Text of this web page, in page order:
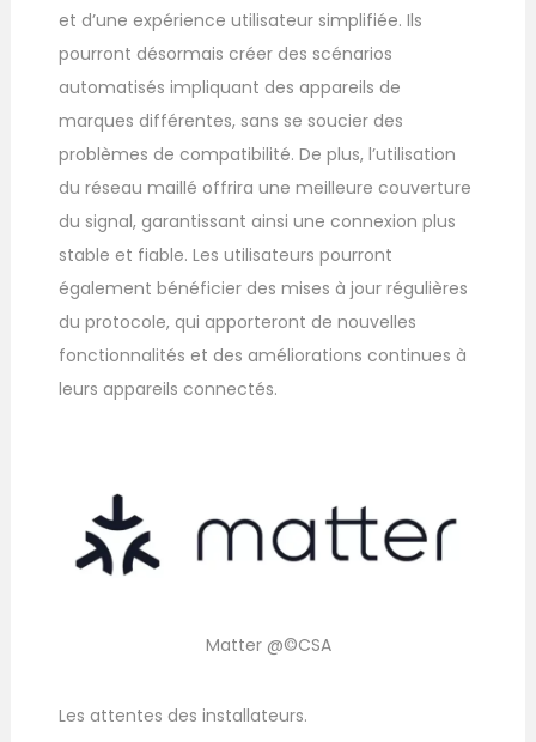
et d’une expérience utilisateur simplifiée. Ils
pourront désormais créer des scénarios
automatisés impliquant des appareils de
marques différentes, sans se soucier des
problèmes de compatibilité. De plus, l’utilisation
du réseau maillé offrira une meilleure couverture
du signal, garantissant ainsi une connexion plus
stable et fiable. Les utilisateurs pourront
également bénéficier des mises à jour régulières
du protocole, qui apporteront de nouvelles
fonctionnalités et des améliorations continues à
leurs appareils connectés.
Matter @©CSA
Les attentes des installateurs.